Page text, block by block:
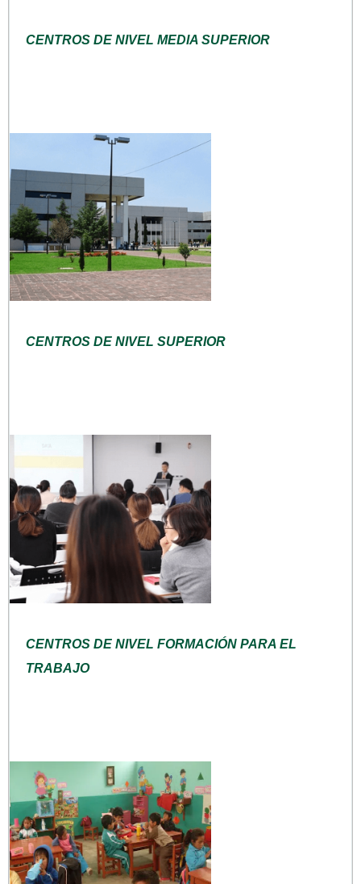
CENTROS DE NIVEL MEDIA SUPERIOR
CENTROS DE NIVEL SUPERIOR
CENTROS DE NIVEL FORMACIÓN PARA EL
TRABAJO